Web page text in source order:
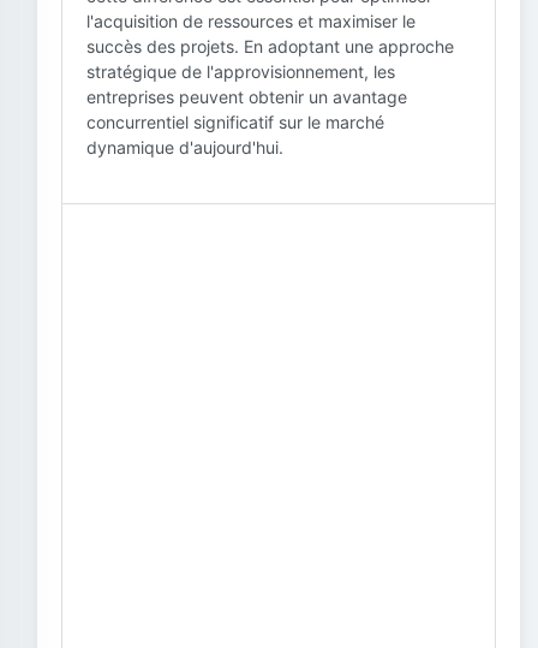
l'acquisition de ressources et maximiser le
succès des projets. En adoptant une approche
stratégique de l'approvisionnement, les
entreprises peuvent obtenir un avantage
concurrentiel significatif sur le marché
dynamique d'aujourd'hui.